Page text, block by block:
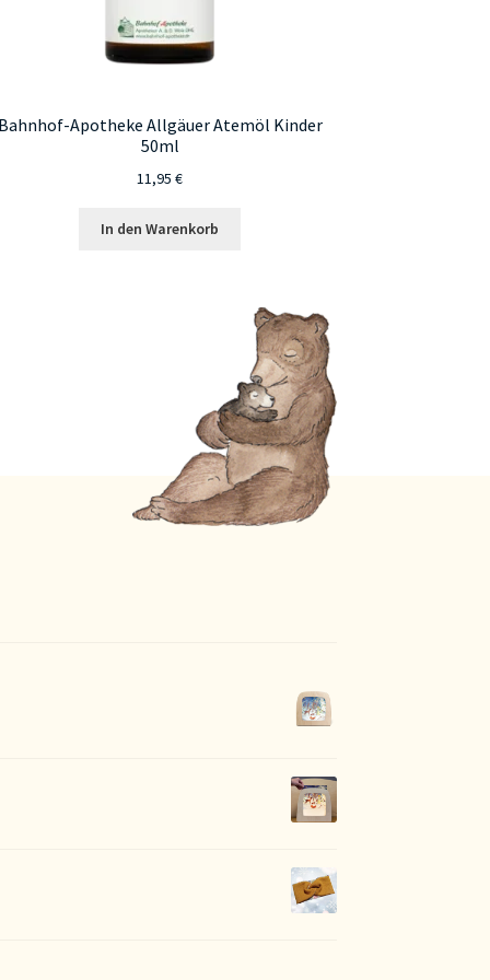
Apotheke Allgäuer Atemöl Kinder
50ml
11,95€
In den Warenkorb